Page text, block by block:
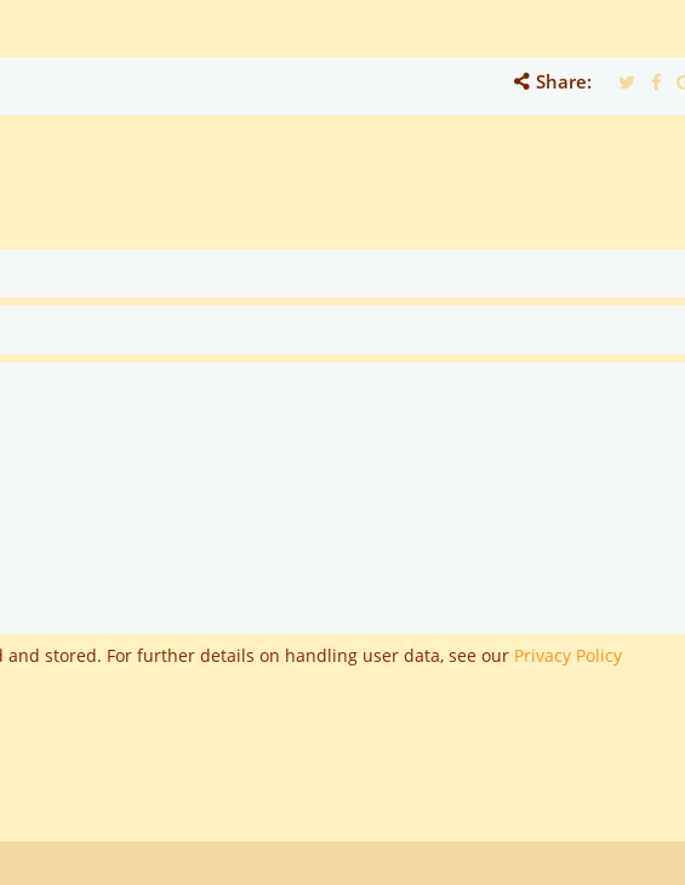
Share:
stored. For further details on handling user data, see our Privacy Policy